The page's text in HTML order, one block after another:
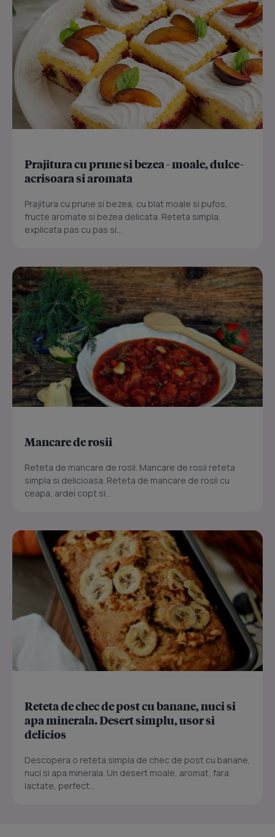
Prajitura cu prune si bezea - moale, dulce-
acrisoara si aromata
Prajitura cu prune si bezea, cu blat moale si pufos,
fructe aromate si bezea delicata. Reteta simpla,
explicata pas cu pas si...
Mancare de rosii
Reteta de mancare de rosii. Mancare de rosii reteta
simpla si delicioasa. Reteta de mancare de rosii cu
ceapa, ardei copt si...
Reteta de chec de post cu banane, nuci si
apa minerala. Desert simplu, usor si
delicios
Descopera o reteta simpla de chec de post cu banane,
nuci si apa minerala. Un desert moale, aromat, fara
lactate, perfect...